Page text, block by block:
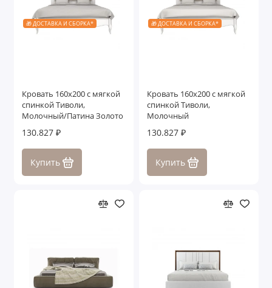
🎁 ДОСТАВКА И СБОРКА*
Кровать 160x200 с мягкой
спинкой Тиволи,
Молочный/Патина Золото
130.827 ₽
Купить
🎁 ДОСТАВКА И СБОРКА*
Кровать 160x200 с мягкой
спинкой Тиволи,
Молочный
130.827 ₽
Купить